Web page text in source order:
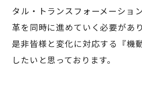
タル・トランスフォーメーショ
革を同時に進めていく必要があり
是非皆様と変化に対応する『機
したいと思っております。